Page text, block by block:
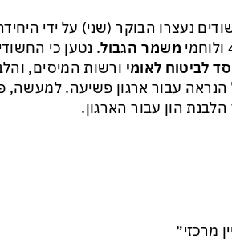
נעצרו הבוקר (שני) על ידי
ולוחמי משמר הגבול. נטען כי
לביטוח לאומי ורשות המיסים,
הנראה עבור ארגון פשיעה. למעשה,
הלבנת הון עבור הארגון.
מרכזי״